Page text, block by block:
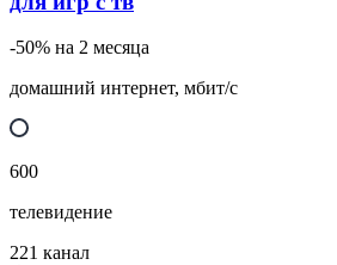
-50% на 2 месяца
домашний интернет, мбит/с
600
телевидение
221 канал